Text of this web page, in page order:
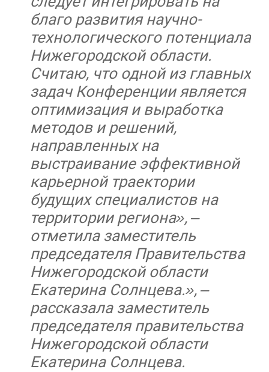
благо развития научно-
технологического потенциала
Нижегородской области.
Считаю, что одной из главных
задач Конференции является
оптимизация и выработка
методов и решений,
направленных на
выстраивание эффективной
карьерной траектории
будущих специалистов на
территории региона», –
отметила заместитель
председателя Правительства
Нижегородской области
Екатерина Солнцева.», –
рассказала заместитель
председателя правительства
Нижегородской области
Екатерина Солнцева.